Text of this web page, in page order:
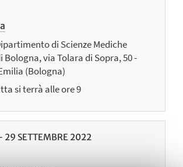
di Scienze Mediche
Bologna, via Tolara di Sopra, 50 -
(Bologna)
si terrà alle ore 9
29 SETTEMBRE 2022